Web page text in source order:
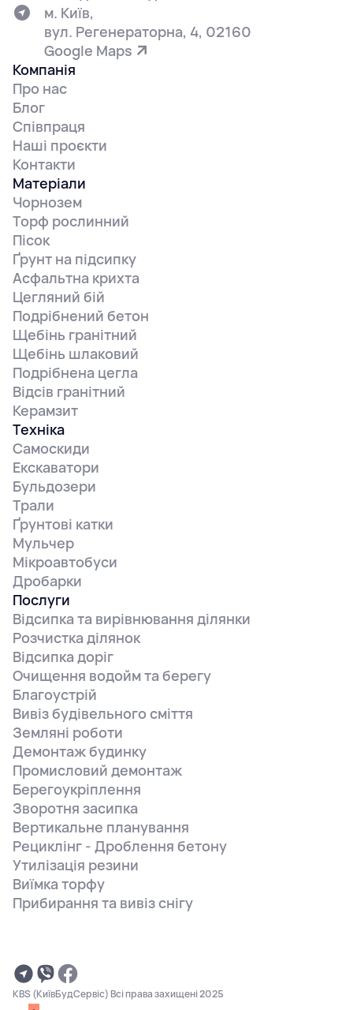
Компанія
Про нас
Блог
Співпраця
Наші проєкти
Контакти
м. Київ,
вул. Регенераторна, 4, 02160
Google Maps
Матеріали
Чорнозем
Торф рослинний
Пісок
Ґрунт на підсипку
Асфальтна крихта
Цегляний бій
Подрібнений бетон
Щебінь гранітний
Щебінь шлаковий
Подрібнена цегла
Відсів гранітний
Керамзит
Техніка
Самоскиди
Екскаватори
Бульдозери
Трали
Ґрунтові катки
Мульчер
Мікроавтобуси
Дробарки
Послуги
Відсипка та вирівнювання ділянки
Розчистка ділянок
Відсипка доріг
Очищення водойм та берегу
Благоустрій
Вивіз будівельного сміття
Земляні роботи
Демонтаж будинку
Промисловий демонтаж
Берегоукріплення
Зворотня засипка
Вертикальне планування
Рециклінг - Дроблення бетону
Утилізація резини
Виїмка торфу
Прибирання та вивіз снігу
KBS (КиївБудСервіс) Всі права захищені 2025